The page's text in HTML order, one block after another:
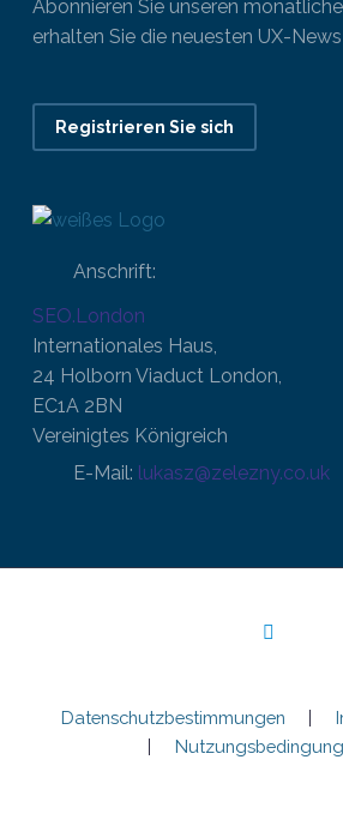
Abonnieren Sie unseren
erhalten Sie die neuesten UX-
Registrieren Sie sich
Anschrift:
SEO.London
Internationales Haus,
24 Holborn Viaduct London,
EC1A 2BN
Vereinigtes Königreich
E-Mail: lukasz@zelezny.co.uk
Datenschutzbestimmungen